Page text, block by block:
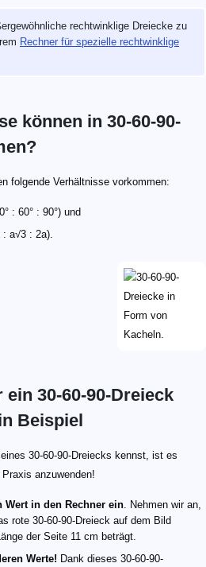
rechtwinklige Dreiecke zu
Rechner für spezielle rechtwinklige
können in 30-60-90-
folgende Verhältnisse vorkommen:
: 60° : 90°) und
a√3 : 2a).
30-60-90-Dreieck
Beispiel
30-60-90-Dreiecks kennst, ist es
anzuwenden!
Wert in den Rechner ein . Nehmen wir an,
rote 30-60-90-Dreieck auf dem Bild
der Seite 11 cm beträgt.
Werte! Dank dieses 30-60-90-